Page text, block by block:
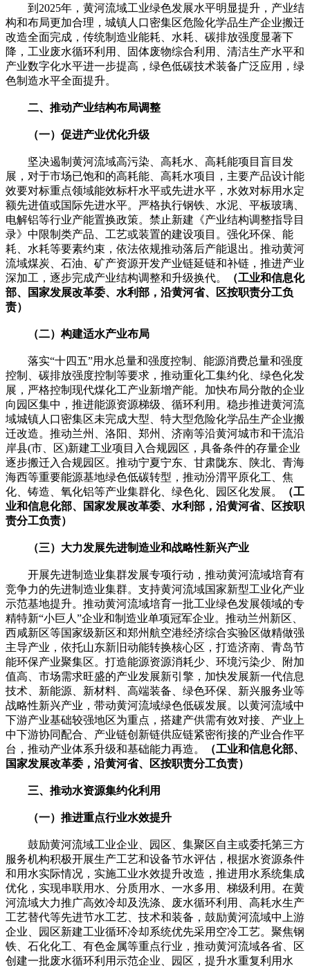
到2025年，黄河流域工业绿色发展水平明显提升，产业结
构和布局更加合理，城镇人口密集区危险化学品生产企业搬迁
改造全面完成，传统制造业能耗、水耗、碳排放强度显著下
降，工业废水循环利用、固体废物综合利用、清洁生产水平和
产业数字化水平进一步提高，绿色低碳技术装备广泛应用，绿
色制造水平全面提升。
二、推动产业结构布局调整
（一）促进产业优化升级
坚决遏制黄河流域高污染、高耗水、高耗能项目盲目发
展，对于市场已饱和的高耗能、高耗水项目，主要产品设计能
效要对标重点领域能效标杆水平或先进水平，水效对标用水定
额先进值或国际先进水平。严格执行钢铁、水泥、平板玻璃、
电解铝等行业产能置换政策。禁止新建《产业结构调整指导目
录》中限制类产品、工艺或装置的建设项目。强化环保、能
耗、水耗等要素约束，依法依规推动落后产能退出。推动黄河
流域煤炭、石油、矿产资源开发产业链延链和补链，推进产业
深加工，逐步完成产业结构调整和升级换代。
（工业和信息化
部、国家发展改革委、水利部，沿黄河省、区按职责分工负
责）
（二）构建适水产业布局
落实“十四五”用水总量和强度控制、能源消费总量和强度
控制、碳排放强度控制等要求，推动重化工集约化、绿色化发
展，严格控制现代煤化工产业新增产能。加快布局分散的企业
向园区集中，推进能源资源梯级、循环利用。稳步推进黄河流
域城镇人口密集区未完成大型、特大型危险化学品生产企业搬
迁改造。推动兰州、洛阳、郑州、济南等沿黄河城市和干流沿
岸县(市、区)新建工业项目入合规园区，具备条件的存量企业
逐步搬迁入合规园区。推动宁夏宁东、甘肃陇东、陕北、青海
海西等重要能源基地绿色低碳转型，推动汾渭平原化工、焦
化、铸造、氧化铝等产业集群化、绿色化、园区化发展。
（工
业和信息化部、国家发展改革委、水利部，沿黄河省、区按职
责分工负责）
（三）大力发展先进制造业和战略性新兴产业
开展先进制造业集群发展专项行动，推动黄河流域培育有
竞争力的先进制造业集群。支持黄河流域国家新型工业化产业
示范基地提升。推动黄河流域培育一批工业绿色发展领域的专
精特新“小巨人”企业和制造业单项冠军企业。推动兰州新区、
西咸新区等国家级新区和郑州航空港经济综合实验区做精做强
主导产业，依托山东新旧动能转换核心区，打造济南、青岛节
能环保产业聚集区。打造能源资源消耗少、环境污染少、附加
值高、市场需求旺盛的产业发展新引擎，加快发展新一代信息
技术、新能源、新材料、高端装备、绿色环保、新兴服务业等
战略性新兴产业，带动黄河流域绿色低碳发展。以黄河流域中
下游产业基础较强地区为重点，搭建产供需有效对接、产业上
中下游协同配合、产业链创新链供应链紧密衔接的产业合作平
台，推动产业体系升级和基础能力再造。
（工业和信息化部、
国家发展改革委，沿黄河省、区按职责分工负责）
三、推动水资源集约化利用
（一）推进重点行业水效提升
鼓励黄河流域工业企业、园区、集聚区自主或委托第三方
服务机构积极开展生产工艺和设备节水评估，根据水资源条件
和用水实际情况，实施工业水效提升改造，推进用水系统集成
优化，实现串联用水、分质用水、一水多用、梯级利用。在黄
河流域大力推广高效冷却及洗涤、废水循环利用、高耗水生产
工艺替代等先进节水工艺、技术和装备，鼓励黄河流域中上游
企业、园区新建工业循环冷却系统优先采用空冷工艺。聚焦钢
铁、石化化工、有色金属等重点行业，推动黄河流域各省、区
创建一批废水循环利用示范企业、园区，提升水重复利用水